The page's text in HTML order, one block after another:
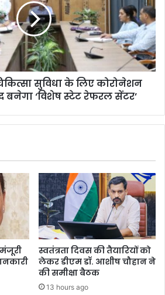
सुविधा के लिए कोरोनेशन
‘विशेष स्टेट रेफरल सेंटर’
स्वतंत्रता दिवस की तैयारियों को
लेकर डीएम डॉ. आशीष चौहान ने
की समीक्षा बैठक
13 hours ago